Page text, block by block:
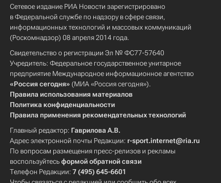
Сетевое издание РИА Новости зарегистрировано
в Федеральной службе по надзору в сфере связи,
информационных технологий и массовых коммуникаций
(Роскомнадзор) 08 апреля 2014 года.
Свидетельство о регистрации Эл № ФС77-57640
Учредитель: Федеральное государственное унитарное
предприятие Международное информационное агентство
«Россия сегодня» (МИА «Россия сегодня»).
Правила использования материалов
Политика конфиденциальности
Правила применения рекомендательных технологий
Главный редактор: Гаврилова А.В.
Адрес электронной почты Редакции: r-sport.internet@ria.ru
По вопросам размещения пресс-релизов и рекламы
воспользуйтесьформой обратной связи
Телефон Редакции: 7 (495) 645-6601